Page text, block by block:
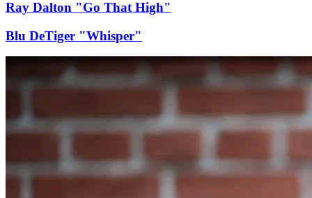
Ray Dalton "Go That High"
Blu DeTiger "Whisper"